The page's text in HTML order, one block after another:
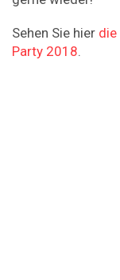
Sehen Sie hier die
Party 2018.